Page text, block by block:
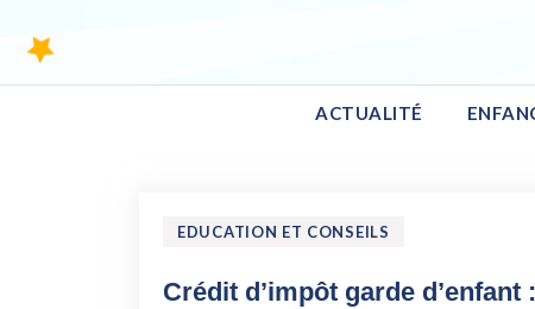
Le
ACTUALITÉ
EDUCATION ET CONSEILS
Crédit d’impôt garde